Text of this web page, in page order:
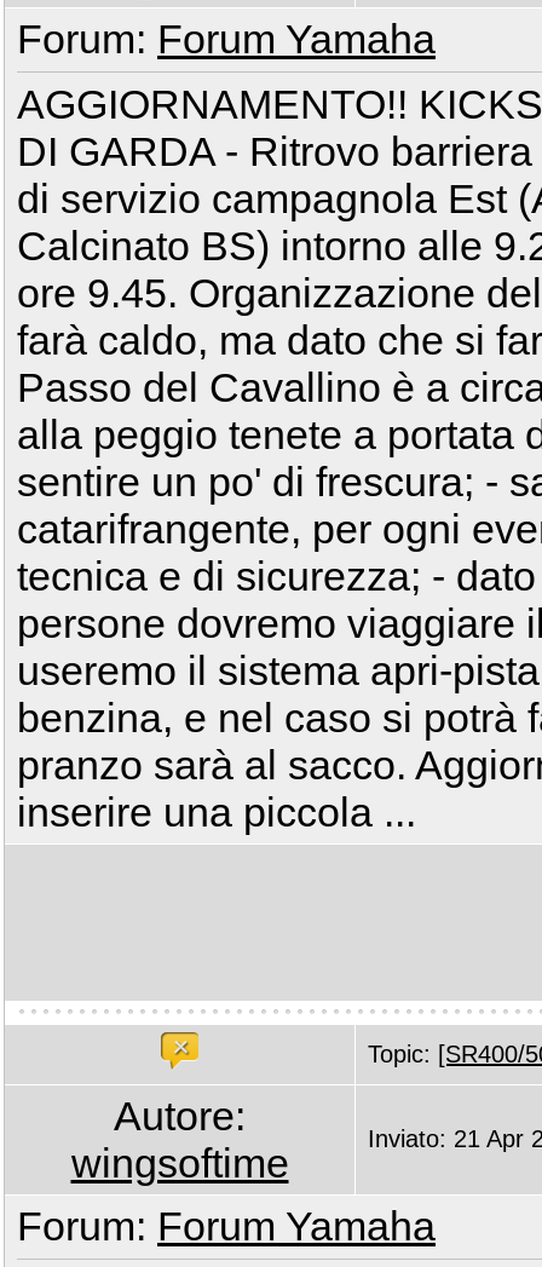
Forum: Forum Yamaha
AGGIORNAMENTO!!
DI GARDA - Ritrovo
di servizio campagnola Est
Calcinato BS) intorno alle
ore 9.45. Organizzazione
farà caldo, ma dato che si
Passo del Cavallino è a
alla peggio tenete a portata
sentire un po' di frescura; -
catarifrangente, per ogni
tecnica e di sicurezza; -
persone dovremo viaggiare
useremo il sistema apri-
benzina, e nel caso si potrà
pranzo sarà al sacco.
inserire una piccola ...
Topic: [SR400/
Autore:
wingsoftime
Inviato: 21 Apr
Forum: Forum Yamaha